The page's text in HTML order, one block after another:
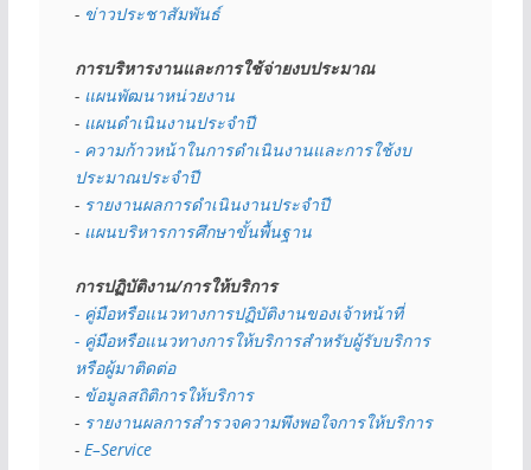
- ข่าวประชาสัมพันธ์
การบริหารงานและการใช้จ่ายงบประมาณ
- แผนพัฒนาหน่วยงาน
- แผนดำเนินงานประจำปี
- ความก้าวหน้าในการดำเนินงานและการใช้งบ
ประมาณประจำปี
- รายงานผลการดำเนินงานประจำปี
- แผนบริหารการศึกษาขั้นพื้นฐาน
การปฏิบัติงาน/การให้บริการ
- คู่มือหรือแนวทางการปฏิบัติงานของเจ้าหน้าที่
- คู่มือหรือแนวทางการให้บริการสำหรับผู้รับบริการ
หรือผู้มาติดต่อ
- ข้อมูลสถิติการให้บริการ
- รายงานผลการสำรวจความพึงพอใจการให้บริการ
- E–Service